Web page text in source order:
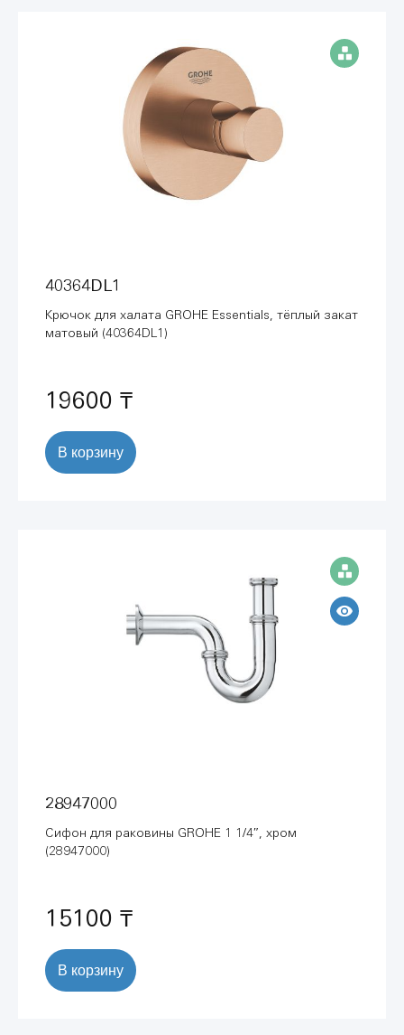
40364DL1
Крючок для халата GROHE Essentials, тёплый закат
матовый (40364DL1)
19600 ₸
В корзину
28947000
Сифон для раковины GROHE 1 1/4″, хром
(28947000)
15100 ₸
В корзину